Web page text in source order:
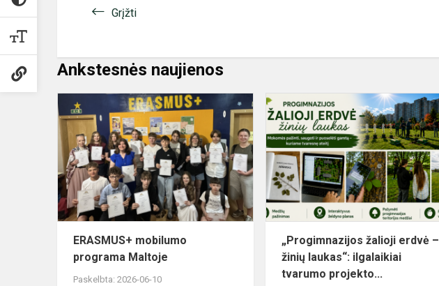
Grįžti
Ankstesnės naujienos
ERASMUS+
mobilumo
programa
Maltoje
ERASMUS+ mobilumo
programa Maltoje
Paskelbta: 2026-06-10
„Progimnazijos žalioji erdvė –
žinių laukas“: ilgalaikiai
tvarumo projekto...